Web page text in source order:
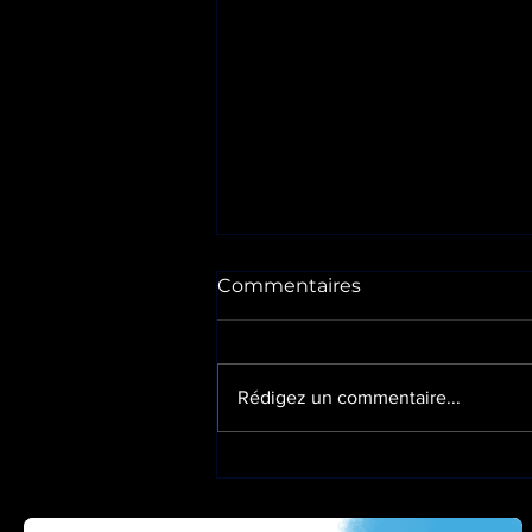
interviennent là où
Commentaires
Rédigez un commentaire...